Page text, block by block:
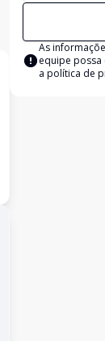
As
equipe
a política de